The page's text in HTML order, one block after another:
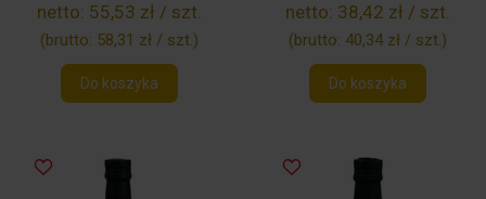
netto: 55,53 zł / szt.
(brutto: 58,31 zł / szt.)
Do koszyka
netto: 38,42 zł / szt.
(brutto: 40,34 zł / szt.)
Do koszyka